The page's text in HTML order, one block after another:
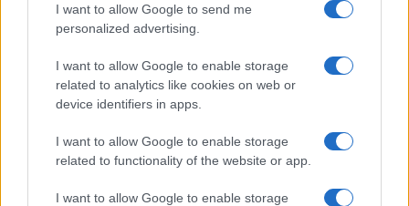
I want to allow Google to send me
personalized advertising.
I want to allow Google to enable storage
related to analytics like cookies on web or
device identifiers in apps.
I want to allow Google to enable storage
related to functionality of the website or app.
I want to allow Google to enable storage
Szerdától rárajtolhatunk a jövő nyári
foci-Eb jegyeire
vízgyűjtőjére